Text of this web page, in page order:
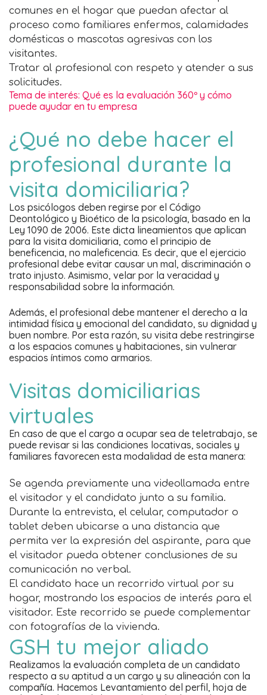
comunes en el hogar que puedan afectar al
proceso como familiares enfermos, calamidades
domésticas o mascotas agresivas con los
visitantes.
Tratar al profesional con respeto y atender a sus
solicitudes.
Tema de interés: Qué es la evaluación 360º y cómo
puede ayudar en tu empresa
¿Qué no debe hacer el
profesional durante la
visita domiciliaria?
Los psicólogos deben regirse por el Código
Deontológico y Bioético de la psicología, basado en la
Ley 1090 de 2006. Este dicta lineamientos que aplican
para la visita domiciliaria, como el principio de
beneficencia, no maleficencia. Es decir, que el ejercicio
profesional debe evitar causar un mal, discriminación o
trato injusto. Asimismo, velar por la veracidad y
responsabilidad sobre la información.
Además, el profesional debe mantener el derecho a la
intimidad física y emocional del candidato, su dignidad y
buen nombre. Por esta razón, su visita debe restringirse
a los espacios comunes y habitaciones, sin vulnerar
espacios íntimos como armarios.
Visitas domiciliarias
virtuales
En caso de que el cargo a ocupar sea de teletrabajo, se
puede revisar si las condiciones locativas, sociales y
familiares favorecen esta modalidad de esta manera:
Se agenda previamente una videollamada entre
el visitador y el candidato junto a su familia.
Durante la entrevista, el celular, computador o
tablet deben ubicarse a una distancia que
permita ver la expresión del aspirante, para que
el visitador pueda obtener conclusiones de su
comunicación no verbal.
El candidato hace un recorrido virtual por su
hogar, mostrando los espacios de interés para el
visitador. Este recorrido se puede complementar
con fotografías de la vivienda.
GSH tu mejor aliado
Realizamos la evaluación completa de un candidato
respecto a su aptitud a un cargo y su alineación con la
compañía. Hacemos Levantamiento del perfil, hoja de